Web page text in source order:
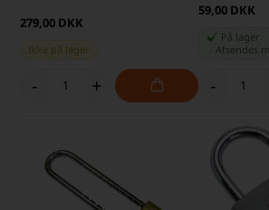
279,00 DKK
Ikke på lager
- +
59,00 DKK
På lager
Afsendes
-